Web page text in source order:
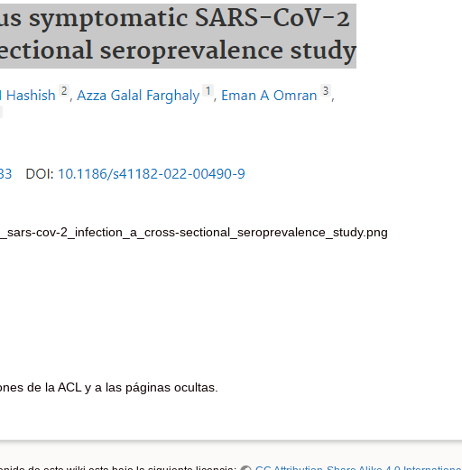
cov-2_infection_a_cross-sectional_seroprevalence_study.png
de la ACL y a las páginas ocultas.